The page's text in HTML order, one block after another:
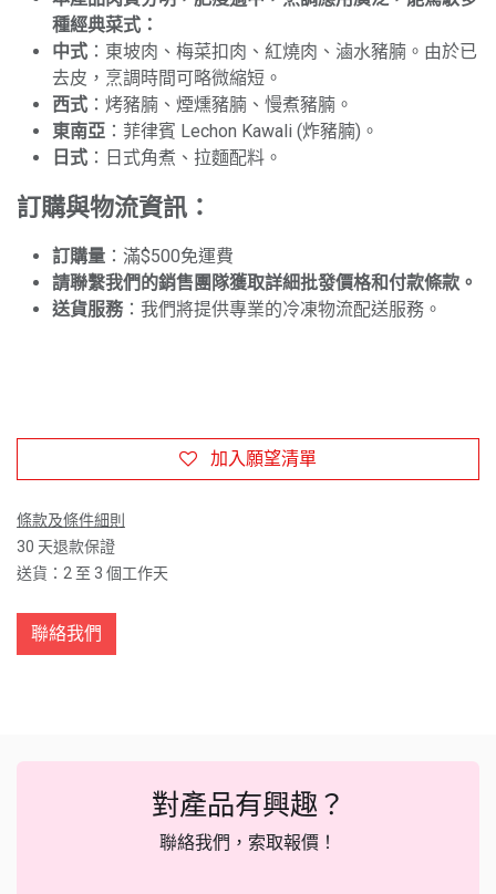
種經典菜式：
中式 ：東坡肉、梅菜扣肉、紅燒肉、滷水豬腩。由於已
去皮，烹調時間可略微縮短。
西式 ：烤豬腩、煙燻豬腩、慢煮豬腩。
東南亞 ：菲律賓 Lechon Kawali (炸豬腩)。
日式 ：日式角煮、拉麵配料。
訂購與物流資訊：
訂購量 ：滿$500免運費
請聯繫我們的銷售團隊獲取詳細批發價格和付款條款。
送貨服務 ：我們將提供專業的冷凍物流配送服務。
加入願望清單
條款及條件細則
30 天退款保證
送貨：2 至 3 個工作天
聯絡我們
對產品有興趣？
聯絡我們，索取報價！